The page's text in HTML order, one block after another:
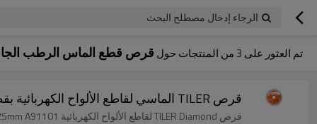
الرجاء إدخال مصطلح البحث
تم العثور على 3من المنتجات حول قرص قطع الماس الرطب
قرص TILER الماسي لقاطع الألواح الكهربائية بقطر 125 مم A91101
قرص TILER Diamond لقاطع الألواح الكهربائية Ø125mm A91101 لبلاط البورسلين، الرطب/الجاف، والبلاط الحجري الناعم، ورقة تصل إلى 25 مم